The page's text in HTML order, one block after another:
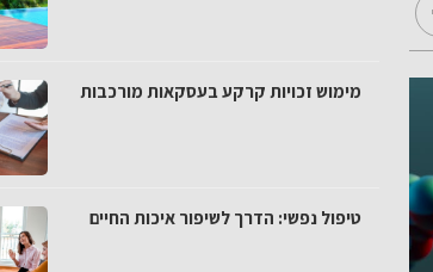
מימוש זכויות קרקע בעסקאות מורכבות
טיפול נפשי: הדרך לשיפור איכות החיים